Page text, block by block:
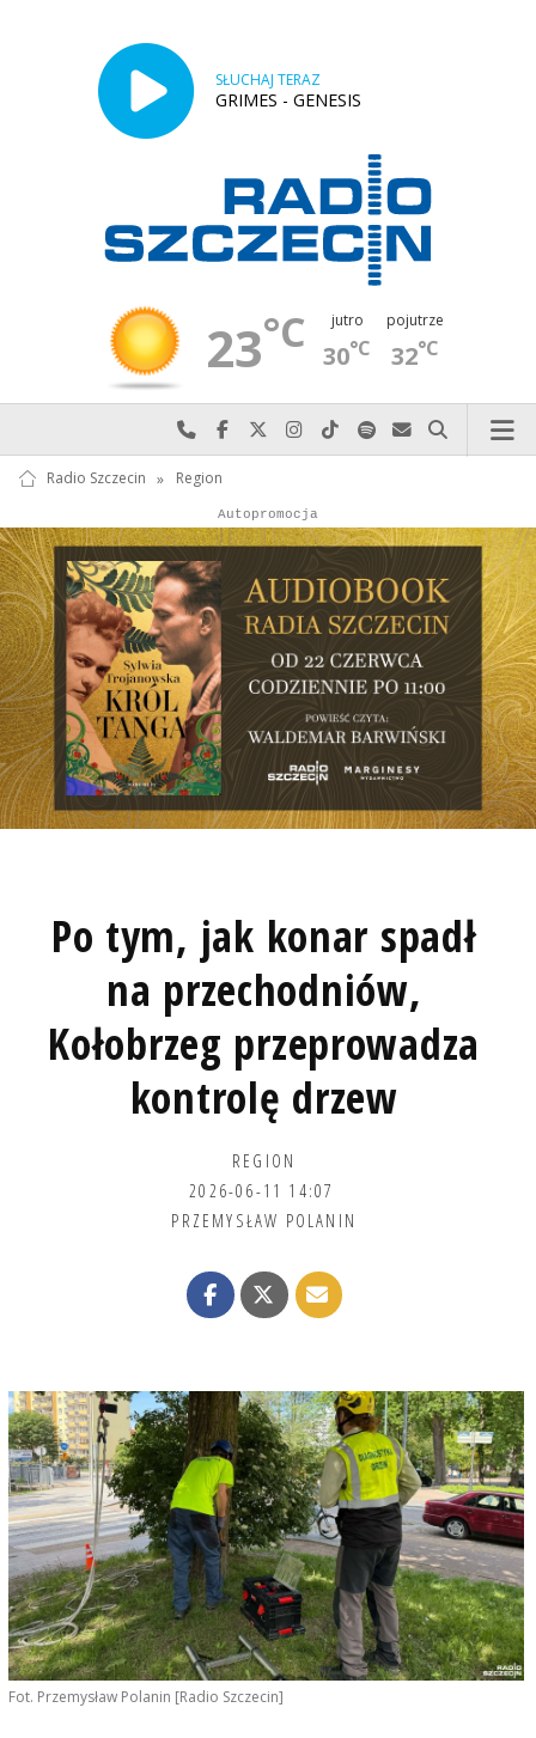
SŁUCHAJ TERAZ
GRIMES - GENESIS
23°C jutro
30°C
pojutrze
32°C
Najlepiej po prostu do nas zadzwoń
Odwiedź nas na Facebook-u
Odwiedź nas na X
Odwiedź nas na Instagram-ie
Odwiedź nas na TikTok-u
Szukaj nas na Spotify
Wyślij do nas
Szukaj
Radio Szczecin » Region
Reklama
Autopromocja
Po tym, jak konar spadł
na przechodniów,
Kołobrzeg przeprowadza
kontrolę drzew
REGION
2026-06-11 14:07
PRZEMYSŁAW POLANIN
Fot. Przemysław Polanin [Radio Szczecin]